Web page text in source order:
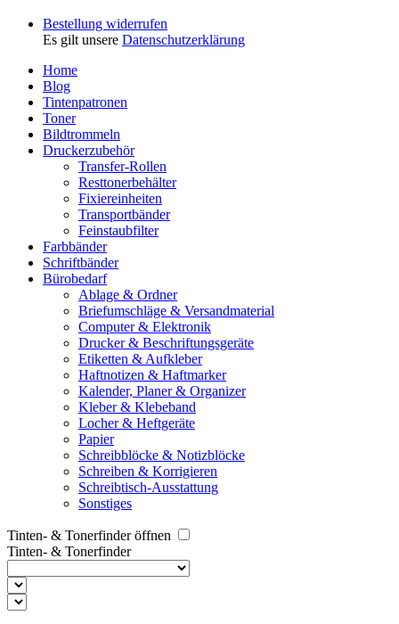
Bestellung widerrufen
Es gilt unsere Datenschutzerklärung
Home
Blog
Tintenpatronen
Toner
Bildtrommeln
Druckerzubehör
Transfer-Rollen
Resttonerbehälter
Fixiereinheiten
Transportbänder
Feinstaubfilter
Farbbänder
Schriftbänder
Bürobedarf
Ablage & Ordner
Briefumschläge & Versandmaterial
Computer & Elektronik
Drucker & Beschriftungsgeräte
Etiketten & Aufkleber
Haftnotizen & Haftmarker
Kalender, Planer & Organizer
Kleber & Klebeband
Locher & Heftgeräte
Papier
Schreibblöcke & Notizblöcke
Schreiben & Korrigieren
Schreibtisch-Ausstattung
Sonstiges
Tinten- & Tonerfinder öffnen
Tinten- & Tonerfinder